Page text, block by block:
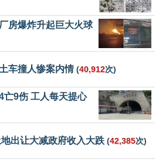
房爆炸升起巨大火球
车撞人惨案内情(40,912次)
亡9伤 工人每天提心
出让大减政府收入大跌 (42,385次)